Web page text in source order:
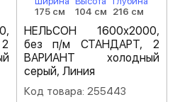
175 см
104 см
216 см
НЕЛЬСОН 1600х2000,
без п/м СТАНДАРТ, 2
ВАРИАНТ холодный
серый, Линия
Код товара: 255443